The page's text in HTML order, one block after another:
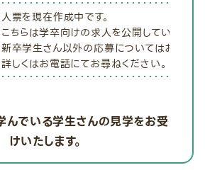
票を現在作成中です。
ちらは学卒向けの求人を公開しています
卒学生さん以外の応募についてはお電話
しくはお電話にてお尋ねください。
んでいる学生さんの見学をお受
けいたします。